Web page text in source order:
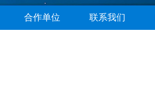
合作单位 联系我们